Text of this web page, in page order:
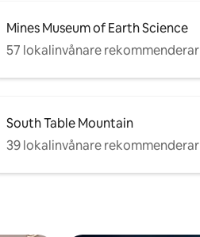
Mines Museum of Earth Science
57 lokalinvånare rekommenderar
South Table Mountain
39 lokalinvånare rekommenderar